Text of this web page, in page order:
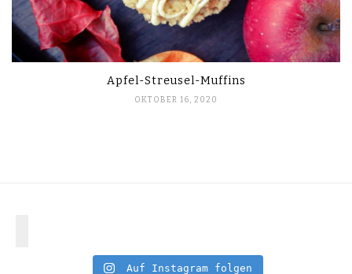
Apfel-Streusel-Muffins
OKTOBER 16, 2020
Auf Instagram folgen